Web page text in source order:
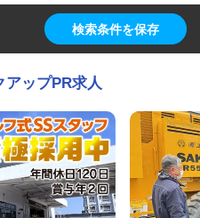
検索条件を保存
アップPR求人